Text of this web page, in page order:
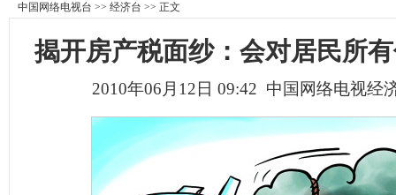
中国网络电视台 >> 经济台 >> 正文
揭开房产税面纱：会对居民所
2010年06月12日 09:42 中国网络电视经